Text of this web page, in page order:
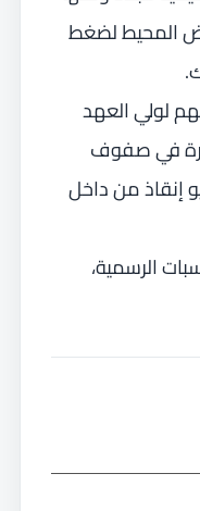
المحيط لضغط
لولي العهد
في صفوف
إنقاذ من داخل
الرسمية،